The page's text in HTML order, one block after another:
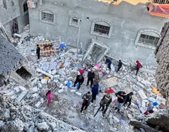
cần đặc biệt cảnh giác
bát mì vẫn giữ dáng thon gọn, người phụ nữ Nhật Bản
đốt mỡ là loại đồ uống bán đầy ở Việt Nam
thuế là tiểu thư RMIT từng quản lý khách sạn gia đình từ
khí chất gây chú ý trên sân golf
của Mỹ làm rung chuyển ngành vật liệu: Hợp chất bền gấp
vẫn đạt độ dẻo 15%, mở ra tương lai cho loạt ngành quan
Mỹ Đình trước trận ĐT Việt Nam vs Campuchia ra sao sau
thông Đông Nam Á khen hết lời
Tỷ giá trung tâm tăng 30 đồng